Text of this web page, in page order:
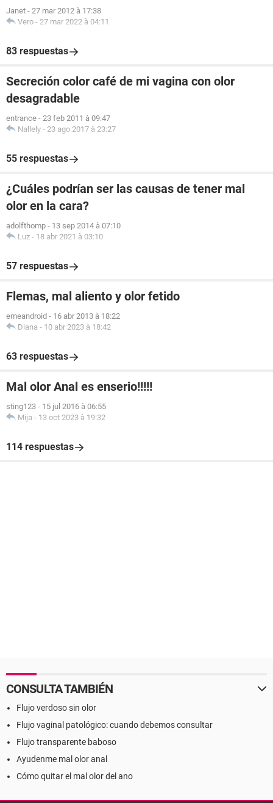
Janet - 27 mar 2012 à 17:38
Vero - 27 mar 2022 à 04:11
83 respuestas
Secreción color café de mi vagina con olor
desagradable
entrance - 23 feb 2011 à 09:47
Nallely - 23 ago 2017 à 23:27
55 respuestas
¿Cuáles podrían ser las causas de tener mal
olor en la cara?
adolfthomp - 13 sep 2014 à 07:10
Luz - 18 abr 2021 à 03:10
57 respuestas
Flemas, mal aliento y olor fetido
emeandroid - 16 abr 2013 à 18:22
Diana - 10 abr 2023 à 18:42
63 respuestas
Mal olor Anal es enserio!!!!!
sting123 - 15 jul 2016 à 06:55
Mija - 13 oct 2023 à 19:32
114 respuestas
CONSULTA TAMBIÉN
Flujo verdoso sin olor
Flujo vaginal patológico: cuando debemos consultar
Flujo transparente baboso
Ayudenme mal olor anal
Cómo quitar el mal olor del ano